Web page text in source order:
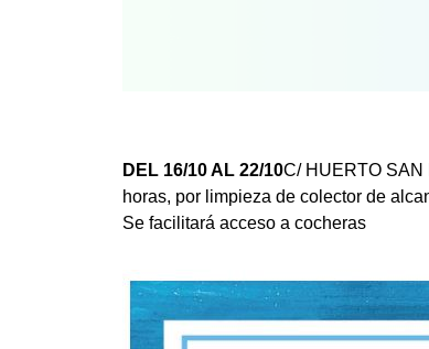
DEL 16/10 AL 22/10C/ HUERTO SAN
horas, por limpieza de colector de
Se facilitará acceso a cocheras